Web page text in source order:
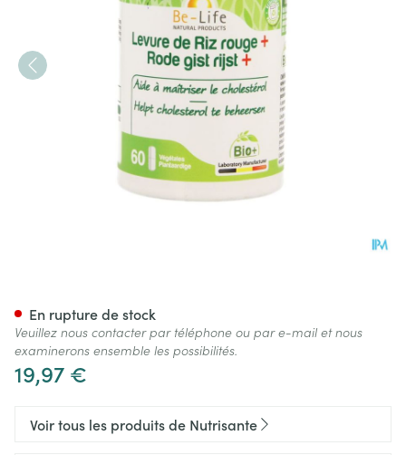
19,97 €
En rupture de stock
Veuillez nous contacter par téléphone ou par e-mail et nous
examinerons ensemble les possibilités.
Voir tous les produits de Nutrisante